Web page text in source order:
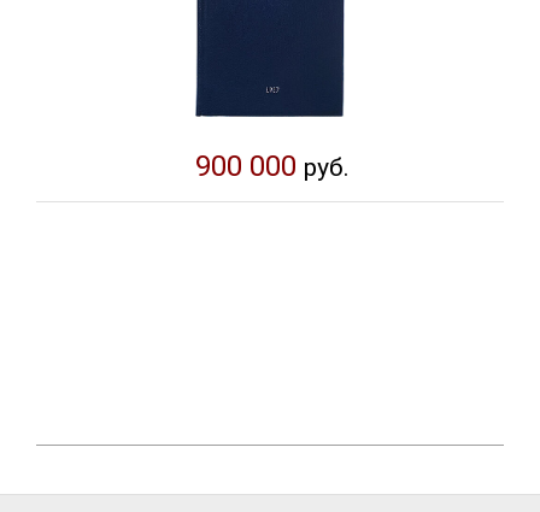
900 000 руб.